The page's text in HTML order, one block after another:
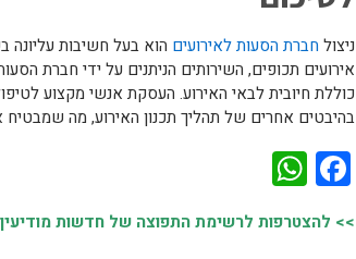
ניצול חברת הסעות לאירועים הוא בעל חשיבות עליונה
אירועים תכופים, השירותים הניתנים על ידי חברת
כוללת חיובית לבאי האירוע. העסקת אנשי מקצוע
בהיבטים אחרים של תהליך תכנון האירוע, מה שמבטיח
Facebook
>> להצטרפות לרשימת התפוצה של חדשות